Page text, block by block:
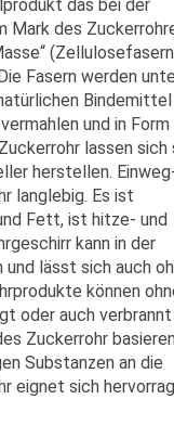
das bei der
Mark des
Fasern werden
Bindemittel
und in Form
lassen sich
herstellen.
langlebig. Es ist
Fett, ist hitze- und
kann in der
lässt sich auch
können
oder auch verbrannt
Zuckerrohr
Substanzen an die
eignet sich